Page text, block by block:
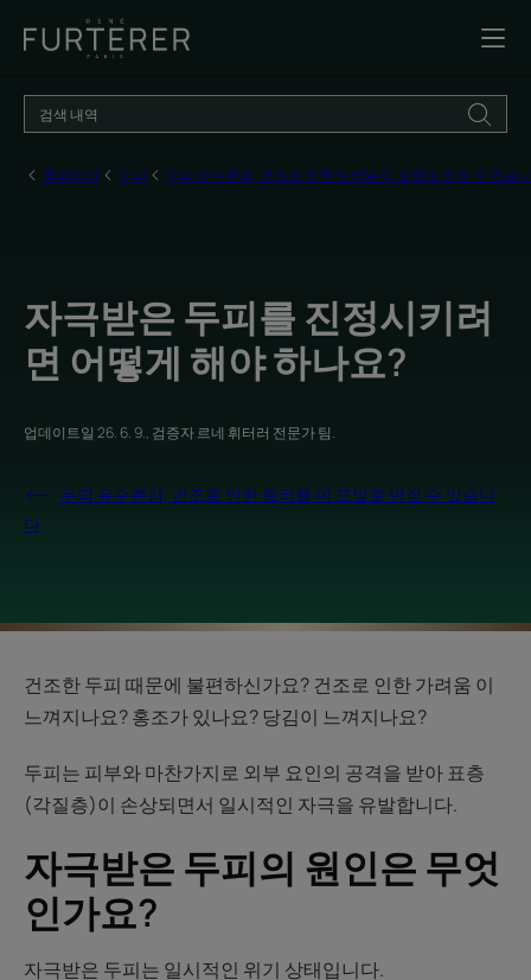
홈페이지 두피 두피 유수분감, 건조로 인한 트러블 이 모발로 번질 수 있습
자극받은 두피를 진정시키려
면 어떻게 해야 하나요?
업데이트일 26. 6. 9., 검증자르네 휘터러 전문가 팀.
두피 유수분감, 건조로 인한 트러블 이 모발로 번질 수 있습니
다
건조한 두피 때문에 불편하신가요? 건조로 인한 가려움 이
느껴지나요? 홍조가 있나요? 당김이 느껴지나요?
두피는 피부와 마찬가지로 외부 요인의 공격을 받아 표층
(각질층)이 손상되면서 일시적인 자극을 유발합니다.
자극받은 두피의 원인은 무엇
인가요?
자극받은 두피는 일시적인 위기 상태입니다.